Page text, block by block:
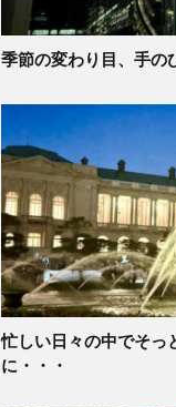
季節の変わり目、手の
忙しい日々の中でそっ
に・・・